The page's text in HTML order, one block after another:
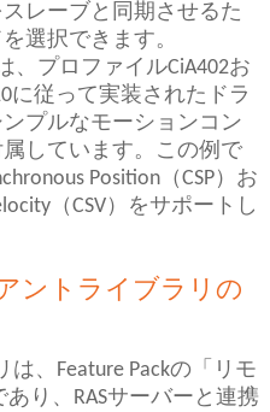
レーブと同期させるた
選択できます。
、プロファイルCiA402お
に従って実装されたドラ
プルなモーションコン
しています。この例で
Position（CSP）お
（CSV）をサポートし
ントライブラリの
は、Feature Packの「リモ
り、RASサーバーと連携